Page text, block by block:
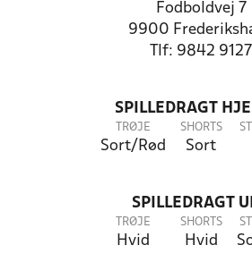
Fodboldvej 7
9900
Tlf: 9842 9127
SPILLEDRAGT
TRØJE
Sort/Rød
SHORTS
Sort
SPILLEDRAGT
TRØJE
Hvid
SHORTS
Hvid